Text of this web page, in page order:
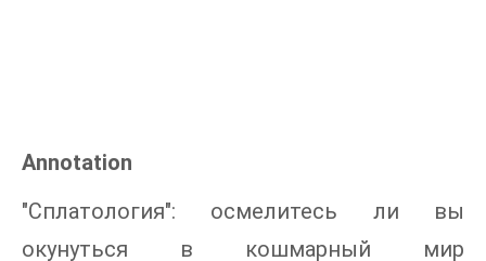
Annotation
"Сплатология": oсмелитесь ли вы
окунуться в кошмарный мир